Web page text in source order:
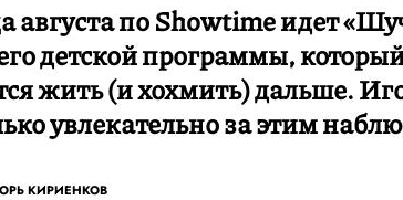
августа по Showtime идет
детской программы,
жить (и хохмить) дальше.
увлекательно за этим
КИРИЕНКОВ